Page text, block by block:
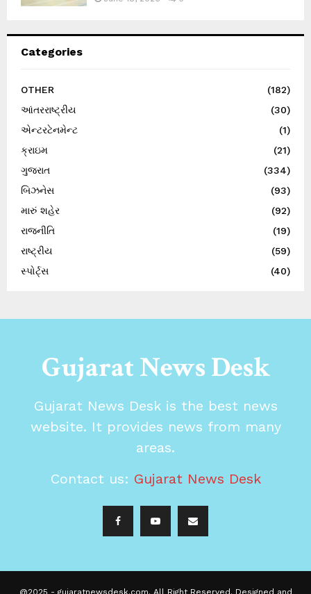
Categories
OTHER
(182)
આંતરરાષ્ટ્રીય
(30)
એન્ટરટેનમેન્ટ
(1)
ક્રાઇમ
(21)
ગુજરાત
(334)
બિઝનેસ
(93)
મારું શહેર
(92)
રાજનીતિ
(19)
રાષ્ટ્રીય
(59)
સ્પોર્ટ્સ
(40)
Gujarat News Desk
Gujarat News Desk is the best news
website. It provides news from many
areas.
Contact us: Gujarat News Desk
@2025 - gujaratnewsdesk.com. All Right Reserved. Designed and